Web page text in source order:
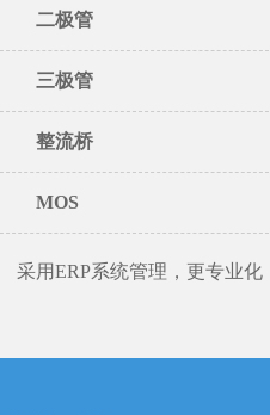
二极管
三极管
整流桥
MOS
采用ERP系统管理，更专业化